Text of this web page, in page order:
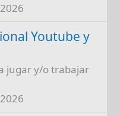
Youtube y
jugar y/o trabajar